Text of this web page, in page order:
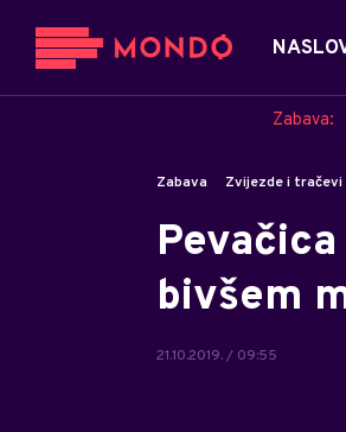
Zabava:
Zabava Zvijezde i tračevi
bivšem
21.10.2019. / 09:55